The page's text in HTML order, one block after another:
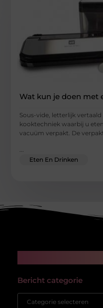
Wat kun je doen met
Sous-vide, letterlijk
kooktechniek waarbij u
vacuüm verpakt. De
Eten En Drinken
Bericht categorie